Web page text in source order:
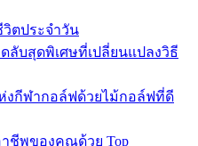
วิตประจำวัน
ลับสุดพิเศษที่เปลี่ยนแปลงวิธี
งกีฬากอล์ฟด้วยไม้กอล์ฟที่ดี
ชีพของคุณด้วย Top